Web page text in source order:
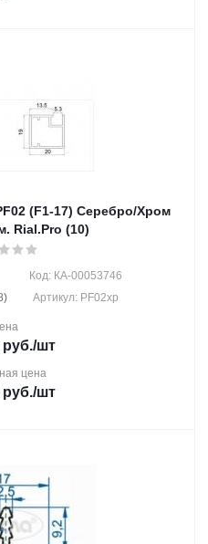
(F1-17) Серебро/Хром
Rial.Pro (10)
Код: КА-00053746
Артикул: PF02хр
/шт
цена
/шт